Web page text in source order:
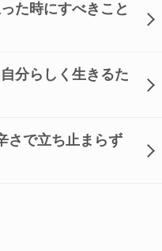
た時にすべきこと
分らしく生きるた
さで立ち止まらず